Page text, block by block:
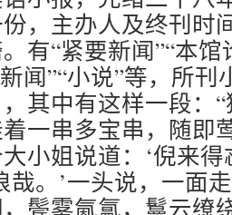
，主办人及终刊时
有“紧要新闻”“本馆
闻”“小说”等，所
其中有这样一段：
一串多宝串，随即
小姐说道：‘倪来
哉。’一头说，一面
鬓雾氤氲，鬘云缭